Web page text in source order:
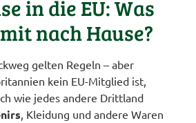
in die EU: Was
nach Hause?
gelten Regeln – aber
kein EU-Mitglied ist,
wie jedes andere Drittland
, Kleidung und andere Waren